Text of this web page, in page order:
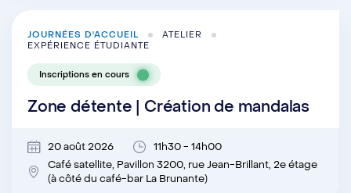
JOURNÉES D'ACCUEIL
ATELIER
EXPÉRIENCE ÉTUDIANTE
Inscriptions en cours
Zone détente | Création de mandalas
20 août 2026
11h30 - 14h00
Café satellite, Pavillon 3200, rue Jean-Brillant, 2e étage
(à côté du café-bar La Brunante)